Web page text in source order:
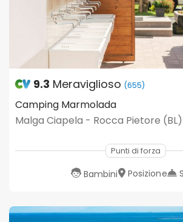
9.3 Meraviglioso (655)
Camping Marmolada
Malga Ciapela - Rocca Pietore (BL)
Punti di forza
Bambini Posizione